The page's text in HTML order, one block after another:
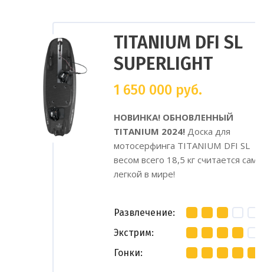
TITANIUM DFI SL
SUPERLIGHT
1 650 000 руб.
НОВИНКА! ОБНОВЛЕННЫЙ
TITANIUM 2024! Доска для
мотосерфинга TITANIUM DFI SL
весом всего 18,5 кг считается
легкой в ​​мире!
Развлечение
Экстрим
Гонки